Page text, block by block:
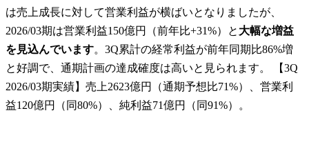
は売上成長に対して営業利益が横ばいとなりましたが、
2026/03期は営業利益150億円（前年比+31%）と 大幅な増益
を見込んでいます。3Q累計の経常利益が前年同期比86%増
と好調で、通期計画の達成確度は高いと見られます。 【3Q
2026/03期実績】売上2623億円（通期予想比71%）、営業利
益120億円（同80%）、純利益71億円（同91%）。